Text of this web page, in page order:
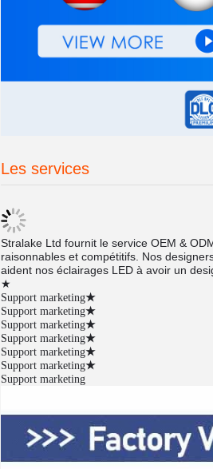
Les services
Stralake Ltd fournit le service OEM &
raisonnables et compétitifs. Nos
aident nos éclairages LED à avoir un
★
Support marketing★
Support marketing★
Support marketing★
Support marketing★
Support marketing★
Support marketing★
Support marketing